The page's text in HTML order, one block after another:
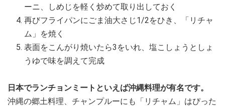
ーニ、しめじを軽く炒めて取り出しておく
再びフライパンにごま油大さじ1/2をひき、「リチャ
ム」を焼く
表面をこんがり焼いたら3をいれ、塩こしょうとしょ
うゆで味を調えて完成
日本でランチョンミートといえば沖縄料理が有名です。
沖縄の郷土料理、チャンプルーにも「リチャム」はぴった